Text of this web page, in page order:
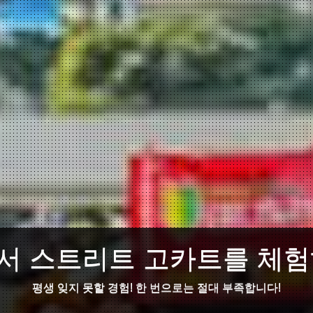
스트리트 고카트를 체
평생 잊지 못할 경험! 한 번으로는 절대 부족합니다!